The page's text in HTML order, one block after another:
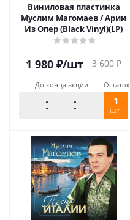
Виниловая пластинка
Муслим Магомаев / Арии
Из Опер (Black Vinyl)(LP)
1 980 ₽/шт 3 600₽
До конца акции Остаток
1
шт.